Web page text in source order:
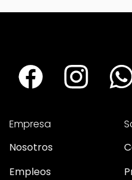
Empresa
Nosotros
Empleos